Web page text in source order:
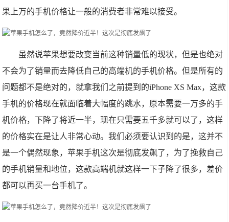
果上万的手机价格让一般的消费者非常难以接受。
虽然说苹果想要改变当前这种销量低的现状，但是也绝对
不会为了销量而去降低自己的高端机的手机价格。但是所有的
问题都不是绝对的，就拿我们之前提到的iPhone XS Max，这款
手机的价格现在就面临着大幅度的跳水，原本需要一万多的手
机价格，下降了将近一半，现在只需要五千多就可以了，这样
的价格实在是让人非常心动。我们必须要认识到的是，这并不
是一个偶然现象，苹果手机这次是彻底发飙了，为了挽救自己
的手机销量和地位，这款高端机就这样一下子降了很多，差价
都可以再买一台手机了。